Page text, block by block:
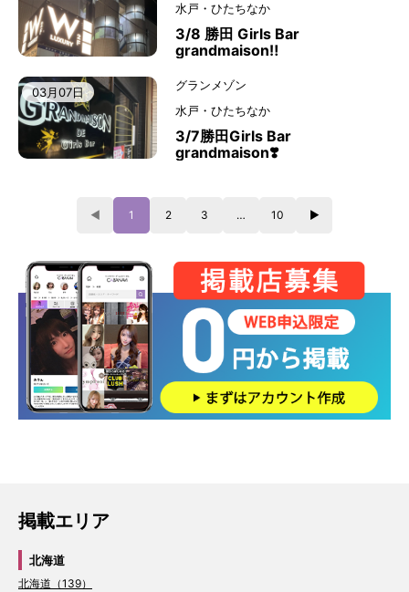
水戸・ひたちなか
3/8 勝田 Girls Bar
grandmaison‼️
03月07日
グランメゾン
水戸・ひたちなか
3/7勝田Girls Bar
grandmaison❣️
◀ 1 2 3 … 10 ▶
掲載エリア
北海道
北海道（139）